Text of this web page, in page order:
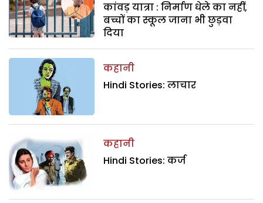
कांवड़ यात्रा : निर्माण धेले का नहीं,
बच्चों का स्कूल जाना भी छुड़वा
दिया
कहानी
Hindi Stories: लाचार
कहानी
Hindi Stories: कर्ज